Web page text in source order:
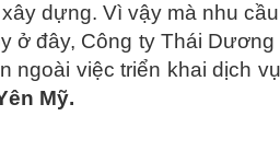
dựng. Vì vậy mà nhu cầu
ở đây, Công ty Thái
ngoài việc triển khai dịch
Mỹ.